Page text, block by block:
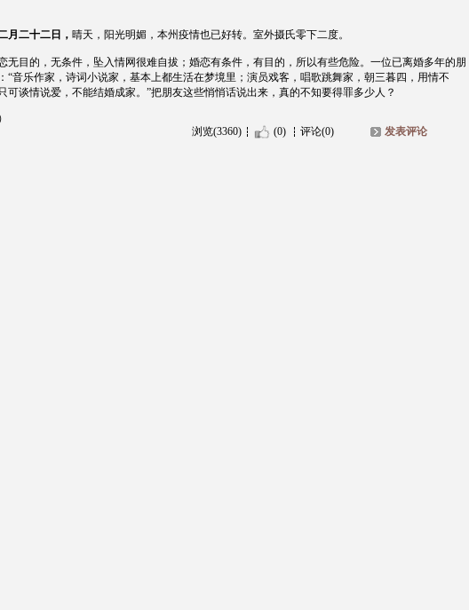
月二十二日， 晴天，阳光明媚，本州疫情也已好转。室外摄氏零下二度。
无目的，无条件，坠入情网很难自拔；婚恋有条件，有目的，所以有些危险。一位已离婚多年的朋
“音乐作家，诗词小说家，基本上都生活在梦境里；演员戏客，唱歌跳舞家，朝三暮四，用情不
可谈情说爱，不能结婚成家。”把朋友这些悄悄话说出来，真的不知要得罪多少人？
浏览(3360)
(0) 评论(0) 发表评论